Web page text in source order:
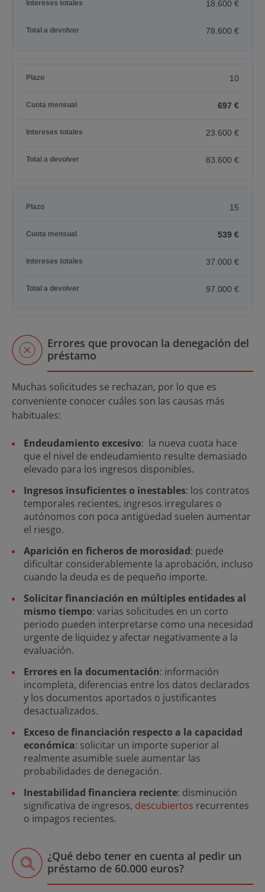
18.600 €
78.600 €
10
697 €
23.600 €
83.600 €
15
539 €
37.000 €
97.000 €
Errores que provocan la denegación del
préstamo
Muchas solicitudes se rechazan, por lo que es
conveniente conocer cuáles son las causas más
habituales:
Endeudamiento excesivo: la nueva cuota hace
que el nivel de endeudamiento resulte demasiado
elevado para los ingresos disponibles.
Ingresos insuficientes o inestables: los contratos
temporales recientes, ingresos irregulares o
autónomos con poca antigüedad suelen aumentar
el riesgo.
Aparición en ficheros de morosidad: puede
dificultar considerablemente la aprobación, incluso
cuando la deuda es de pequeño importe.
Solicitar financiación en múltiples entidades al
mismo tiempo: varias solicitudes en un corto
periodo pueden interpretarse como una necesidad
urgente de liquidez y afectar negativamente a la
evaluación.
Errores en la documentación: información
incompleta, diferencias entre los datos declarados
y los documentos aportados o justificantes
desactualizados.
Exceso de financiación respecto a la capacidad
económica: solicitar un importe superior al
realmente asumible suele aumentar las
probabilidades de denegación.
Inestabilidad financiera reciente: disminución
significativa de ingresos, descubiertos recurrentes
o impagos recientes.
¿Qué debo tener en cuenta al pedir un
préstamo de 60.000 euros?